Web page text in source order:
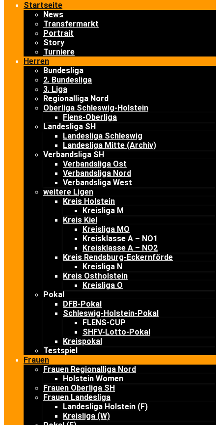
Startseite
News
Transfermarkt
Portrait
Story
Turniere
Herren
Bundesliga
2. Bundesliga
3. Liga
Regionalliga Nord
Oberliga Schleswig-Holstein
Flens-Oberliga
Landesliga SH
Landesliga Schleswig
Landesliga Mitte (Archiv)
Verbandsliga SH
Verbandsliga Ost
Verbandsliga Nord
Verbandsliga West
weitere Ligen
Kreis Holstein
Kreisliga M
Kreis Kiel
Kreisliga MO
Kreisklasse A – NO1
Kreisklasse A – NO2
Kreis Rendsburg-Eckernförde
Kreisliga N
Kreis Ostholstein
Kreisliga O
Pokal
DFB-Pokal
Schleswig-Holstein-Pokal
FLENS-CUP
SHFV-Lotto-Pokal
Kreispokal
Testspiel
Frauen
Frauen Regionalliga Nord
Holstein Women
Frauen Oberliga SH
Frauen Landesliga
Landesliga Holstein (F)
Kreisliga (W)